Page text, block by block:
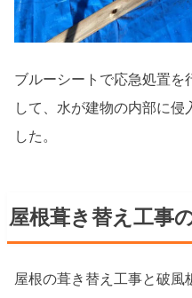
ブルーシートで応急処置を
して、水が建物の内部に侵
した。
屋根葺き替え工事
屋根の葺き替え工事と破風